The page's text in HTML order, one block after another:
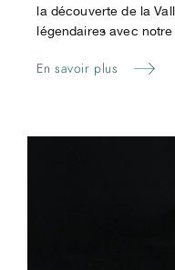
la découverte de la
légendaires avec notre
En savoir plus